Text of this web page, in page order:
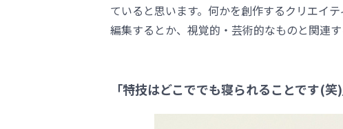
ていると思います。何かを創作するクリエイ
編集するとか、視覚的・芸術的なものと関連す
「特技はどこででも寝られることです(笑)